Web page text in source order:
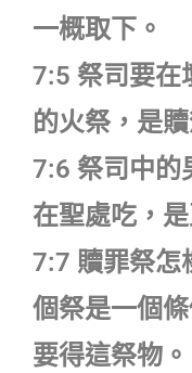
一概取下。
7:5 祭司要在
的火祭，是贖
7:6 祭司中的
在聖處吃，
7:7 贖罪祭怎
個祭是一個
要得這祭物。